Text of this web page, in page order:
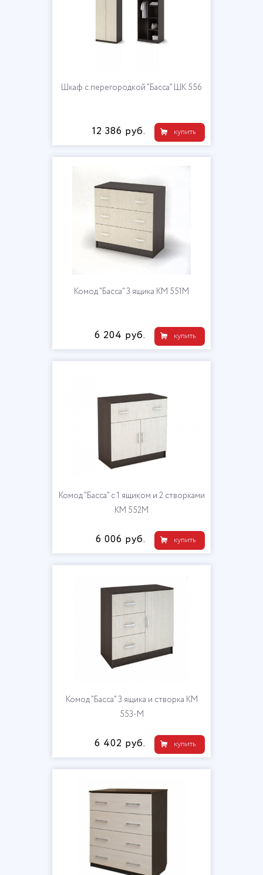
Шкаф с перегородкой "Басса" ШК 556
купить
12 386 руб.
Комод "Басса" 3 ящика КМ 551М
купить
6 204 руб.
Комод "Басса" с 1 ящиком и 2 створками
КМ 552М
купить
6 006 руб.
Комод "Басса" 3 ящика и створка КМ
553-М
купить
6 402 руб.